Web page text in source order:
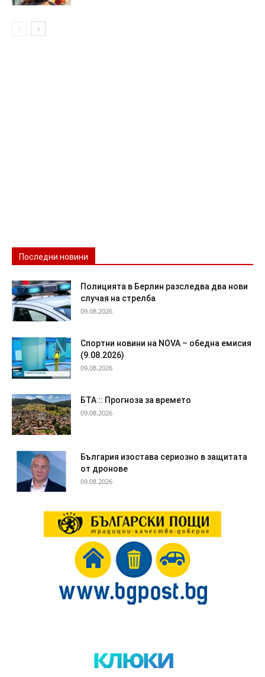
Последни новини
Полицията в Берлин разследва два нови
случая на стрелба
09.08.2026
Спортни новини на NOVA – обедна емисия
(9.08.2026)
09.08.2026
БТА :: Прогноза за времето
09.08.2026
България изостава сериозно в защитата
от дронове
09.08.2026
клюки